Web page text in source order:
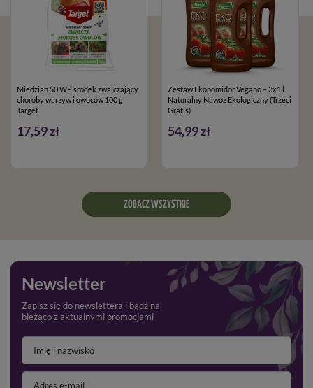
Miedzian 50 WP środek zwalczający
choroby warzyw i owoców 100 g
Target
17,59 zł
Zestaw Ekopomidor Vegano – 3x1 l
Naturalny Nawóz Ekologiczny (Trzeci
Gratis)
54,99 zł
ZOBACZ WSZYSTKIE
Newsletter
Zapisz się do newslettera i bądź na
bieżąco z aktualnymi promocjami